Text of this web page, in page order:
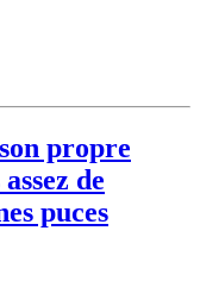
propre
de
puces